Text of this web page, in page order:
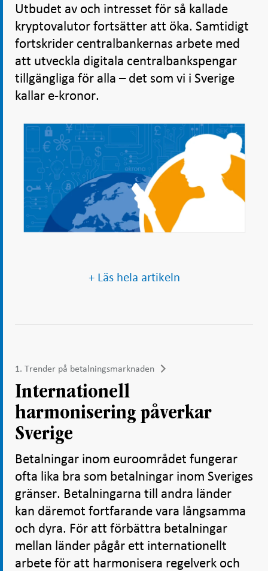
Utbudet av och intresset för så kallade
kryptovalutor fortsätter att öka. Samtidigt
fortskrider centralbankernas arbete med
att utveckla digitala centralbankspengar
tillgängliga för alla – det som vi i Sverige
kallar e-kronor.
+ Läs hela artikeln
1. Trender på betalningsmarknaden
Internationell
harmonisering påverkar
Sverige
Betalningar inom euroområdet fungerar
ofta lika bra som betalningar inom Sveriges
gränser. Betalningarna till andra länder
kan däremot fortfarande vara långsamma
och dyra. För att förbättra betalningar
mellan länder pågår ett internationellt
arbete för att harmonisera regelverk och